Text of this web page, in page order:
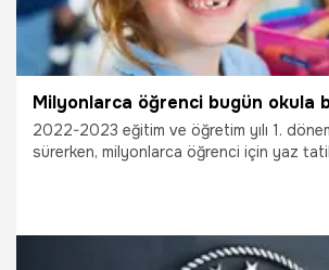
Milyonlarca öğrenci bugün okula
2022-2023 eğitim ve öğretim yılı 1.
sürerken, milyonlarca öğrenci için yaz
için uygulanmak üzere yeni bir rehberlik
eğitimleri programı hazırladı. Bu